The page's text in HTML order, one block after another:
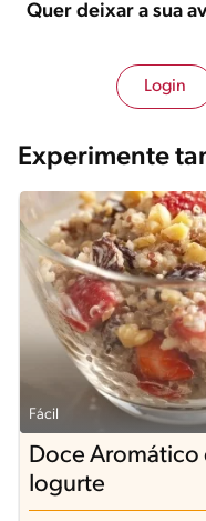
Quer deixar a sua
Login
Experimente
Fácil
Doce Aromático
Iogurte